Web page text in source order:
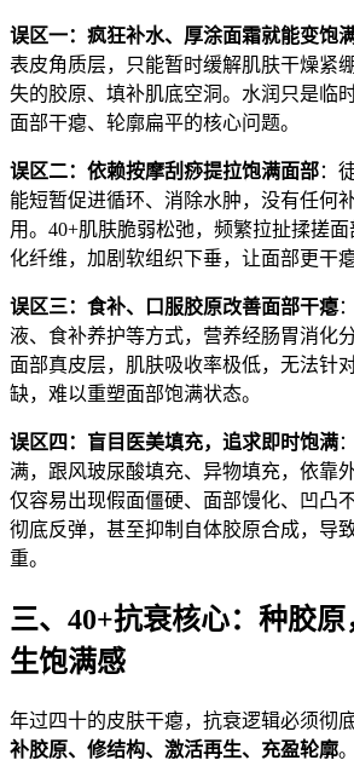
误区一：疯狂补水、厚涂面霜就能变饱
表皮角质层，只能暂时缓解肌肤干燥紧
失的胶原、填补肌底空洞。水润只是临
面部干瘪、轮廓扁平的核心问题。
误区二：依赖按摩刮痧提拉饱满面部：
能短暂促进循环、消除水肿，没有任何
用。40+肌肤脆弱松弛，频繁拉扯揉搓
化纤维，加剧软组织下垂，让面部更干
误区三：食补、口服胶原改善面部干瘪
液、食补养护等方式，营养经肠胃消化
面部真皮层，肌肤吸收率极低，无法针
缺，难以重塑面部饱满状态。
误区四：盲目医美填充，追求即时饱满
满，跟风玻尿酸填充、异物填充，依靠
仅容易出现假面僵硬、面部馒化、凹凸
彻底反弹，甚至抑制自体胶原合成，导
重。
三、40+抗衰核心：种胶
生饱满感
年过四十的皮肤干瘪，抗衰逻辑必须彻
补胶原、修结构、激活再生、充盈轮廓